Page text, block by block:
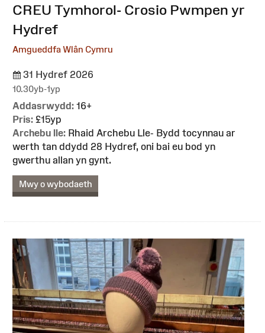
:CREU Tymhorol- Crosio Pwmpen yr
Hydref
Amgueddfa Wlân Cymru
31 Hydref 2026
10.30yb-1yp
Addasrwydd: 16+
Pris: £15yp
Archebu lle: Rhaid Archebu Lle- Bydd tocynnau ar
werth tan ddydd 28 Hydref, oni bai eu bod yn
gwerthu allan yn gynt.
Mwy o wybodaeth